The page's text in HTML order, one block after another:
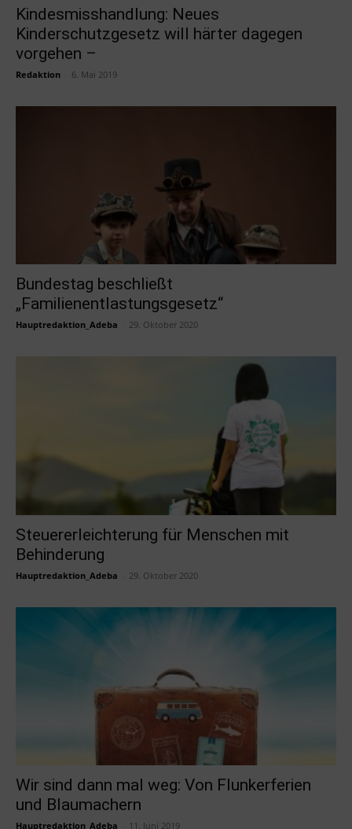
Kindesmisshandlung: Neues
Kinderschutzgesetz will härter dagegen
vorgehen –
Redaktion 6. Mai 2019
Bundestag beschließt
„Familienentlastungsgesetz“
Hauptredaktion_Adeba 29. Oktober 2020
Steuererleichterung für Menschen mit
Behinderung
Hauptredaktion_Adeba 29. Oktober 2020
Wir sind dann mal weg: Von Flunkerferien
und Blaumachern
Hauptredaktion_Adeba 11. Juni 2019